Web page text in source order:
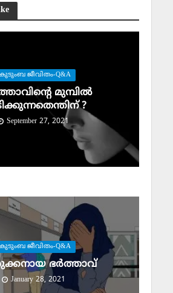
ജീവിതം-Q&A
മുമ്പില്‍
?
September 27, 2021
ജീവിതം-Q&A
ഭര്‍ത്താവ്
January 28, 2021